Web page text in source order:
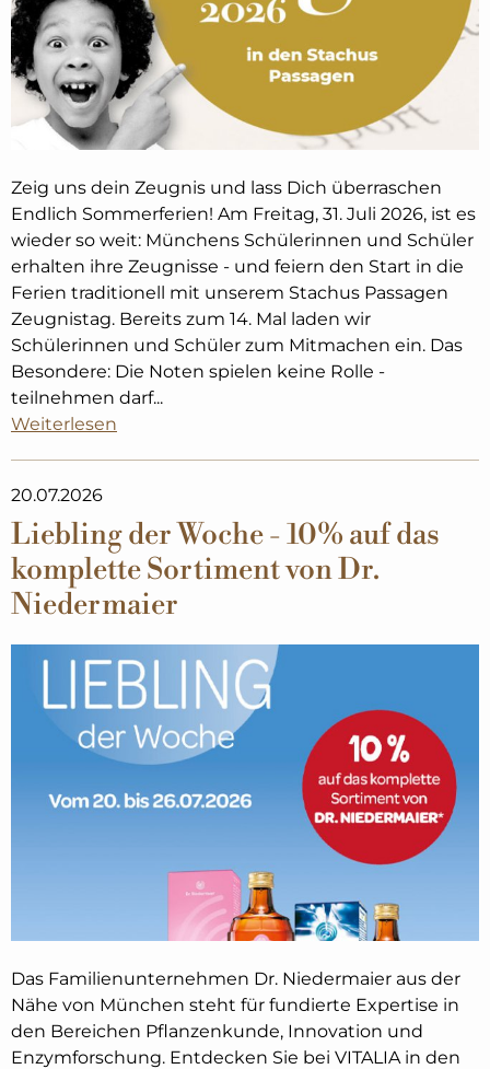
Zeig uns dein Zeugnis und lass Dich überraschen
Endlich Sommerferien! Am Freitag, 31. Juli 2026, ist es
wieder so weit: Münchens Schülerinnen und Schüler
erhalten ihre Zeugnisse - und feiern den Start in die
Ferien traditionell mit unserem Stachus Passagen
Zeugnistag. Bereits zum 14. Mal laden wir
Schülerinnen und Schüler zum Mitmachen ein. Das
Besondere: Die Noten spielen keine Rolle -
teilnehmen darf...
Weiterlesen
20.07.2026
Liebling der Woche - 10% auf das
komplette Sortiment von Dr.
Niedermaier
Das Familienunternehmen Dr. Niedermaier aus der
Nähe von München steht für fundierte Expertise in
den Bereichen Pflanzenkunde, Innovation und
Enzymforschung. Entdecken Sie bei VITALIA in den